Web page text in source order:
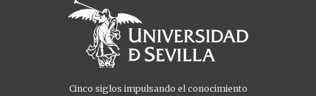
Cinco siglos impulsando el conocimiento